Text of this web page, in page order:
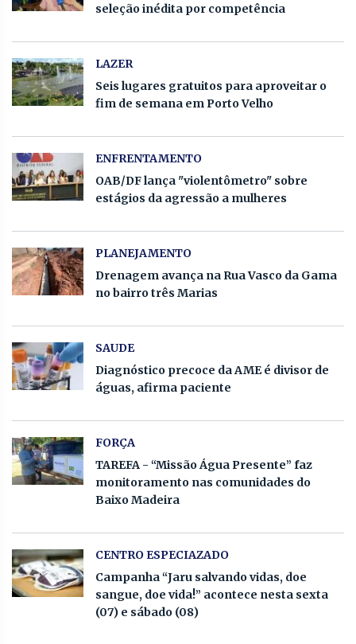
seleção inédita por competência
LAZER
Seis lugares gratuitos para aproveitar o
fim de semana em Porto Velho
ENFRENTAMENTO
OAB/DF lança "violentômetro" sobre
estágios da agressão a mulheres
PLANEJAMENTO
Drenagem avança na Rua Vasco da Gama
no bairro três Marias
SAUDE
Diagnóstico precoce da AME é divisor de
águas, afirma paciente
FORÇA
TAREFA - “Missão Água Presente” faz
monitoramento nas comunidades do
Baixo Madeira
CENTRO ESPECIAZADO
Campanha “Jaru salvando vidas, doe
sangue, doe vida!” acontece nesta sexta
(07) e sábado (08)